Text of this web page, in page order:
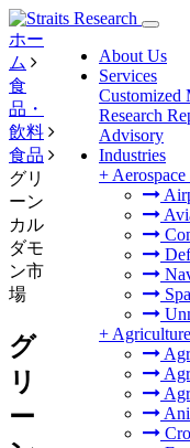
About Us
Services
Customized
Research
Advisory
Industries
+
+ Agriculture
ホー
ム
食
品・
飲料
食品
グリ
ーン
カル
ダモ
ン市
場
グ
リ
ー